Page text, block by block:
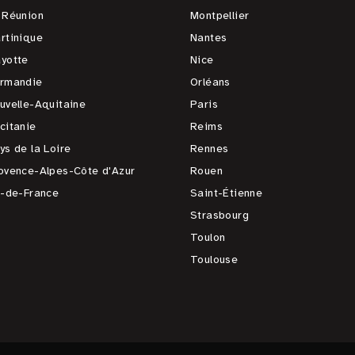
Aquitaine
de la Loire
Alpes-Côte d'Azur
de-France
Montpellier
Nantes
Nice
Orléans
Paris
Reims
Rennes
Rouen
Saint-Étienne
Strasbourg
Toulon
Toulouse